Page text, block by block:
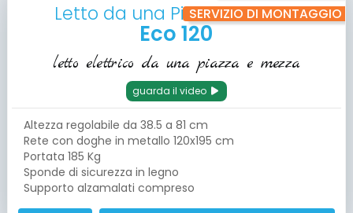
SERVIZIO DI MONTAGGIO
Letto da una Piazza e Mezza
Eco 120
letto elettrico da una piazza e mezza
guarda il video
Altezza regolabile da 38.5 a 81 cm
Rete con doghe in metallo 120x195 cm
Portata 185 Kg
Sponde di sicurezza in legno
Supporto alzamalati compreso